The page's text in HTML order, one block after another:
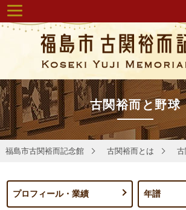
古関裕而と野球
福島市古関裕而記念館 古関裕而とは
プロフィール・業績 年譜